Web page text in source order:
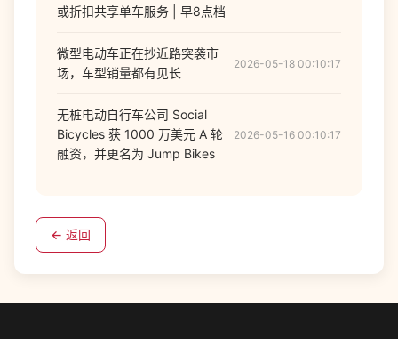
或折扣共享单车服务 | 早8点档
微型电动车正在抄近路突袭市
场，车型销量都有见长
2026-05-18 00:10:17
无桩电动自行车公司 Social
Bicycles 获 1000 万美元 A 轮
融资，并更名为 Jump Bikes
2026-05-16 00:10:17
← 返回